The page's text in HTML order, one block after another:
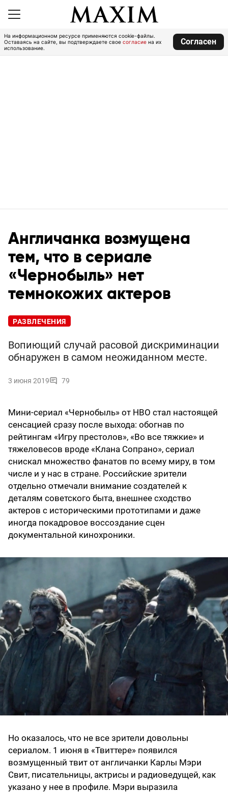
На информационном ресурсе применяются cookie-файлы.
Оставаясь на сайте, вы подтверждаете свое согласие на их
использование.
Согласен
Англичанка возмущена
тем, что в сериале
«Чернобыль» нет
темнокожих актеров
РАЗВЛЕЧЕНИЯ
Вопиющий случай расовой дискриминации
обнаружен в самом неожиданном месте.
3 июня 2019 79
Мини-сериал «Чернобыль» от HBO стал настоящей
сенсацией сразу после выхода: обогнав по
рейтингам «Игру престолов», «Во все тяжкие» и
тяжеловесов вроде «Клана Сопрано», сериал
снискал множество фанатов по всему миру, в том
числе и у нас в стране. Российские зрители
отдельно отмечали внимание создателей к
деталям советского быта, внешнее сходство
актеров с историческими прототипами и даже
иногда покадровое воссоздание сцен
документальной кинохроники.
Но оказалось, что не все зрители довольны
сериалом. 1 июня в «Твиттере» появился
возмущенный твит от англичанки Карлы Мэри
Свит, писательницы, актрисы и радиоведущей, как
указано у нее в профиле. Мэри выразила